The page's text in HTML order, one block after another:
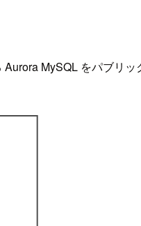
MySQL をパブリッ